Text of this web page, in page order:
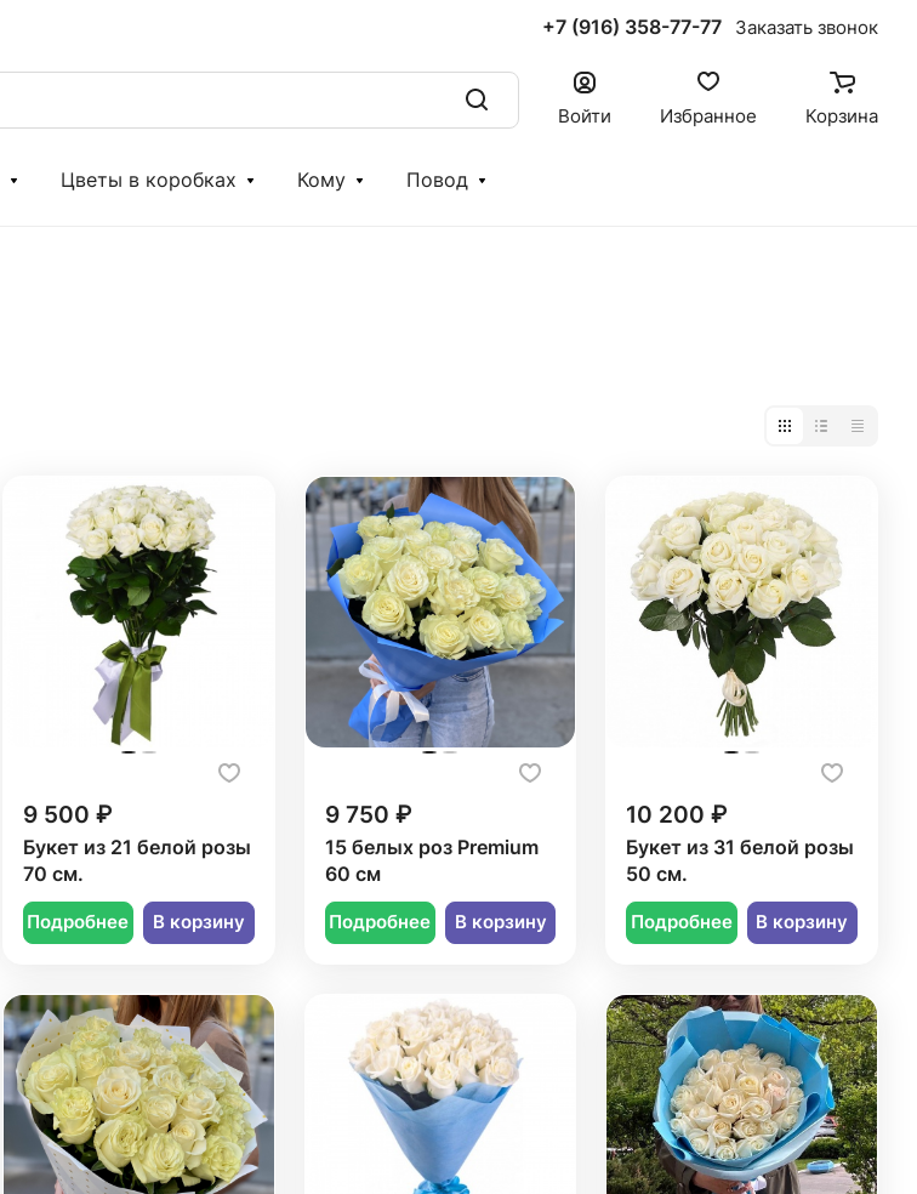
+7 (916) 358-77-77 Заказать звонок
Войти Избранное Корзина
Цветы в коробках Кому Повод
9 500 ₽
Букет из 21 белой розы
70 см.
Подробнее В корзину
9 750 ₽
15 белых роз Premium
60 см
Подробнее В корзину
10 200 ₽
Букет из 31 белой розы
50 см.
Подробнее В корзину